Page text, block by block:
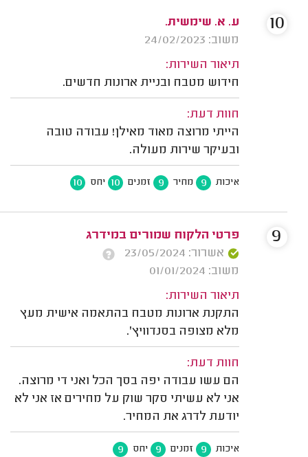
ע. א. שימשית.
משוב: 24/02/2023
תיאור השירות:
חידוש מטבח ובניית ארונות חדשים.
חוות דעת:
הייתי מרוצה מאוד מאילן! עבודה טובה
ובעיקר שירות מעולה.
איכות 9 מחיר 9 זמנים 10 יחס 10
10
פרטי הלקוח שמורים במידרג
אשרור: 23/05/2024
משוב: 01/01/2024
תיאור השירות:
התקנת ארונות מטבח בהתאמה אישית מעץ
מלא מצופה בסנדוויץ'.
חוות דעת:
הם עשו עבודה יפה בסך הכל ואני די מרוצה.
אני לא עשיתי סקר שוק על מחירים אז אני לא
יודעת לדרג את המחיר.
איכות 9 זמנים 9 יחס 9
9